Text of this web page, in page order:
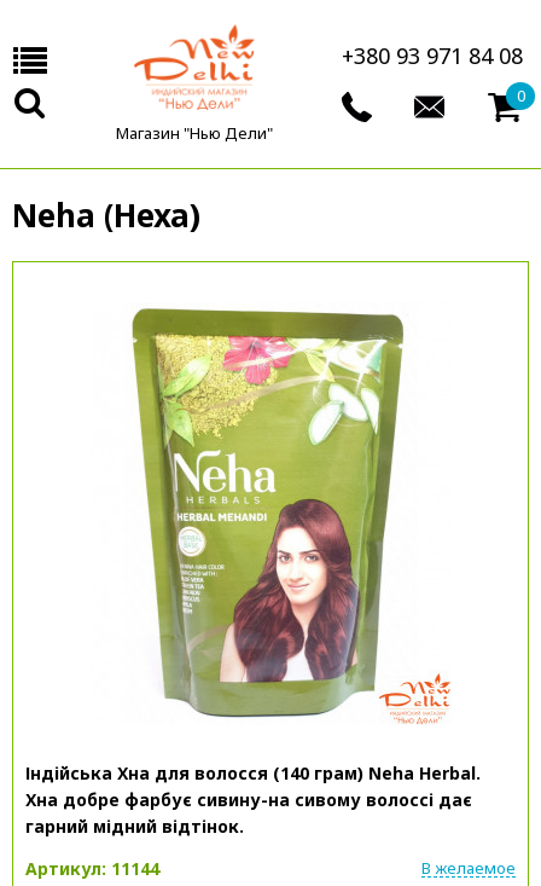
Магазин "Нью Дели"
+380 93 971 84 08
0
Neha (Неха)
Індійська Хна для волосся (140 грам) Neha Herbal.
Хна добре фарбує сивину-на сивому волоссі дає
гарний мідний відтінок.
Артикул: 11144
В желаемое